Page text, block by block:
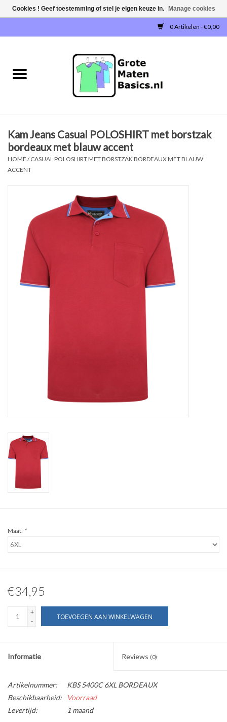
0 Artikelen - €0,00
NIEUW!
SWEATERS / SWEATVESTEN
POLOSHIRTS
SINGLETS
OVERHEMDEN
ONDERGOED
BODYWARMERS
DENIM / SPIJKERGOED
JACKS / JASSEN
WERKKLEDING
OVERIG
Kam Jeans Casual POLOSHIRT met borstzak
bordeaux met blauw accent
HOME /CASUAL POLOSHIRT MET BORSTZAK BORDEAUX MET BLAUW
ACCENT
Maat: *
€34,95
+
-
TOEVOEGEN AAN WINKELWAGEN
Informatie Reviews (0)
Artikelnummer:
KBS 5400C 6XL BORDEAUX
Beschikbaarheid:
Voorraad
Levertijd:
1 maand
Cookies ! Geef toestemming of stel je eigen keuze in. Manage cookies